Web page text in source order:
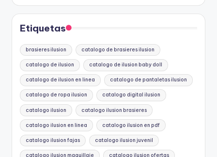
Etiquetas
brasieres ilusion catalogo de brasieres ilusion
catalogo de ilusion catalogo de ilusion baby doll
catalogo de ilusion en linea catalogo de pantaletas ilusion
catalogo de ropa ilusion catalogo digital ilusion
catalogo ilusion catalogo ilusion brasieres
catalogo ilusion en linea catalogo ilusion en pdf
catalogo ilusion fajas catalogo ilusion juvenil
catalogo ilusion maquillaje catalogo ilusion ofertas